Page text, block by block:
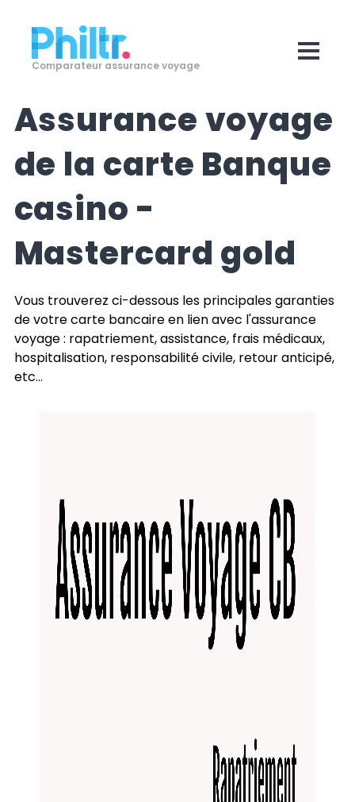
Comparateur assurance voyage
Assurance voyage
de la carte Banque
casino -
Mastercard gold
Vous trouverez ci-dessous les principales garanties
de votre carte bancaire en lien avec l'assurance
voyage : rapatriement, assistance, frais médicaux,
hospitalisation, responsabilité civile, retour anticipé,
etc...